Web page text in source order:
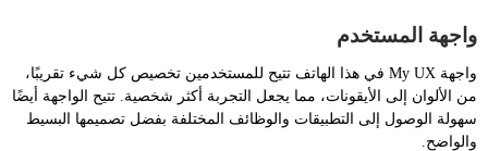
واجهة المستخدم
واجهة My UX في هذا الهاتف تتيح للمستخدمين تخصيص كل شيء تقريبًا،
من الألوان إلى الأيقونات، مما يجعل التجربة أكثر شخصية. تتيح الواجهة أيضًا
سهولة الوصول إلى التطبيقات والوظائف المختلفة بفضل تصميمها البسيط
والواضح.